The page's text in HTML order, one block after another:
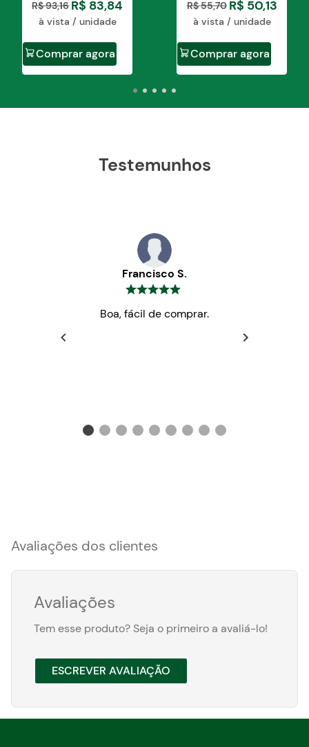
R$93,16 R$ 83,84
à vista / unidade
Comprar agora
R$55,70 R$ 50,13
à vista / unidade
Comprar agora
Testemunhos
Francisco S.
Boa, fácil de comprar.
Avaliações dos clientes
Avaliações
Tem esse produto? Seja o primeiro a avaliá-lo!
ESCREVER AVALIAÇÃO